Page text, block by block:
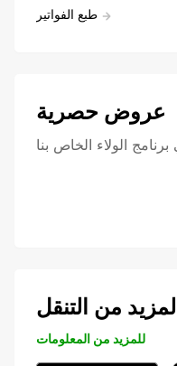
طبع الفواتير
عروض حصرية
الولاء الخاص بنا
من التنقل
للمزيد من المعلومات